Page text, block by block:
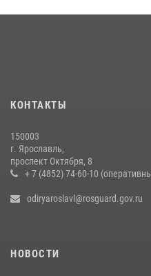
РОСГВАРДЕЙЦЫ ОБЕСПЕЧИЛИ
ПРОВЕДЕНИЯ РЯДА
20 июля 2026, 11:31 1
КОНТАКТЫ
150003
г. Ярославль,
проспект Октября, 8
+ 7 (4852) 74-60-10
odiryaroslavl@rosguard.gov.ru
НОВОСТИ